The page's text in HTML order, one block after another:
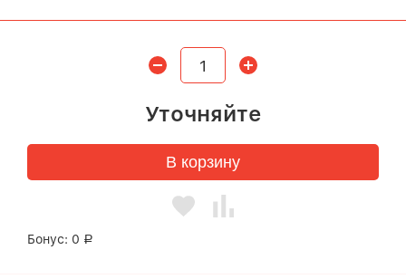
Уточняйте
В корзину
Бонус: 0 Р